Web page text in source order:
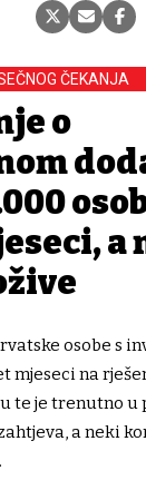
ČEKANJA
o
a
osobe s
mjeseci na
te je trenutno u
a neki